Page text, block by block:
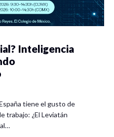
Inteligencia
tiene el gusto de
trabajo: ¿El Leviatán